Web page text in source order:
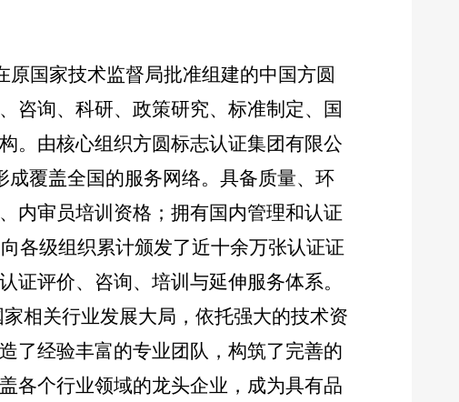
原国家技术监督局批准组建的中国方圆
咨询、科研、政策研究、标准制定、国
。由核心组织方圆标志认证集团有限公
覆盖全国的服务网络。具备质量、环
内审员培训资格；拥有国内管理和认证
各级组织累计颁发了近十余万张认证证
证评价、咨询、培训与延伸服务体系。
相关行业发展大局，依托强大的技术资
了经验丰富的专业团队，构筑了完善的
各个行业领域的龙头企业，成为具有品